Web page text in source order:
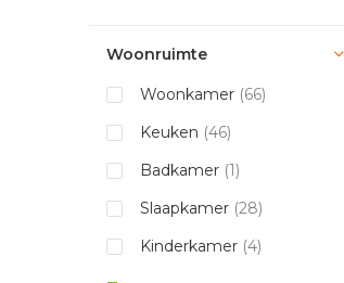
Woonruimte
Woonkamer (66)
Keuken (46)
Badkamer (1)
Slaapkamer (28)
Kinderkamer (4)